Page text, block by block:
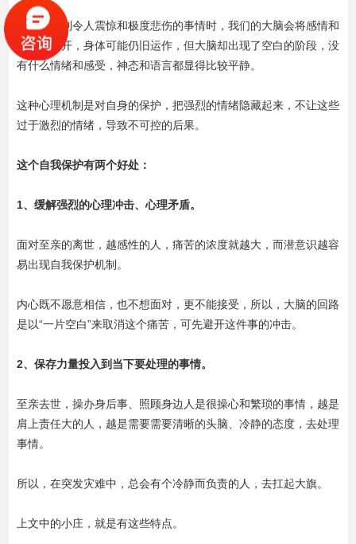
通常是遇到令人震惊和极度悲伤的事情时，我们的大脑会将感情和
意识隔离开，身体可能仍旧运作，但大脑却出现了空白的阶段，没
有什么情绪和感受，神态和语言都显得比较平静。
这种心理机制是对自身的保护，把强烈的情绪隐藏起来，不让这些
过于激烈的情绪，导致不可控的后果。
这个自我保护有两个好处：
1、缓解强烈的心理冲击、心理矛盾。
面对至亲的离世，越感性的人，痛苦的浓度就越大，而潜意识越容
易出现自我保护机制。
内心既不愿意相信，也不想面对，更不能接受，所以，大脑的回路
是以“一片空白”来取消这个痛苦，可先避开这件事的冲击。
2、保存力量投入到当下要处理的事情。
至亲去世，操办身后事、照顾身边人是很操心和繁琐的事情，越是
肩上责任大的人，越是需要需要清晰的头脑、冷静的态度，去处理
事情。
所以，在突发灾难中，总会有个冷静而负责的人，去扛起大旗。
上文中的小庄，就是有这些特点。